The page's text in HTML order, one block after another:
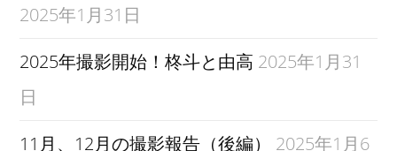
2025年1月31日
2025年撮影開始！柊斗と由高 2025年1月31
日
11月、12月の撮影報告（後編）
2025年1月6